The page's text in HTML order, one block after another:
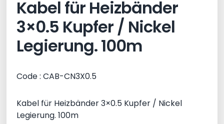
Kabel für Heizbänder
3×0.5 Kupfer / Nickel
Legierung. 100m
Code : CAB-CN3X0.5
Kabel für Heizbänder 3×0.5 Kupfer / Nickel
Legierung. 100m